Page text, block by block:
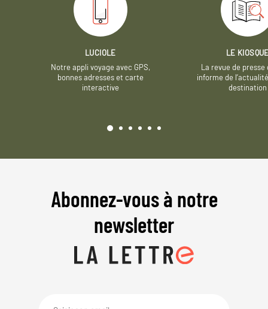
LUCIOLE
Notre appli voyage avec GPS,
bonnes adresses et carte
interactive
LE
La revue de presse
informe de
destination
Abonnez-vous à notre
newsletter